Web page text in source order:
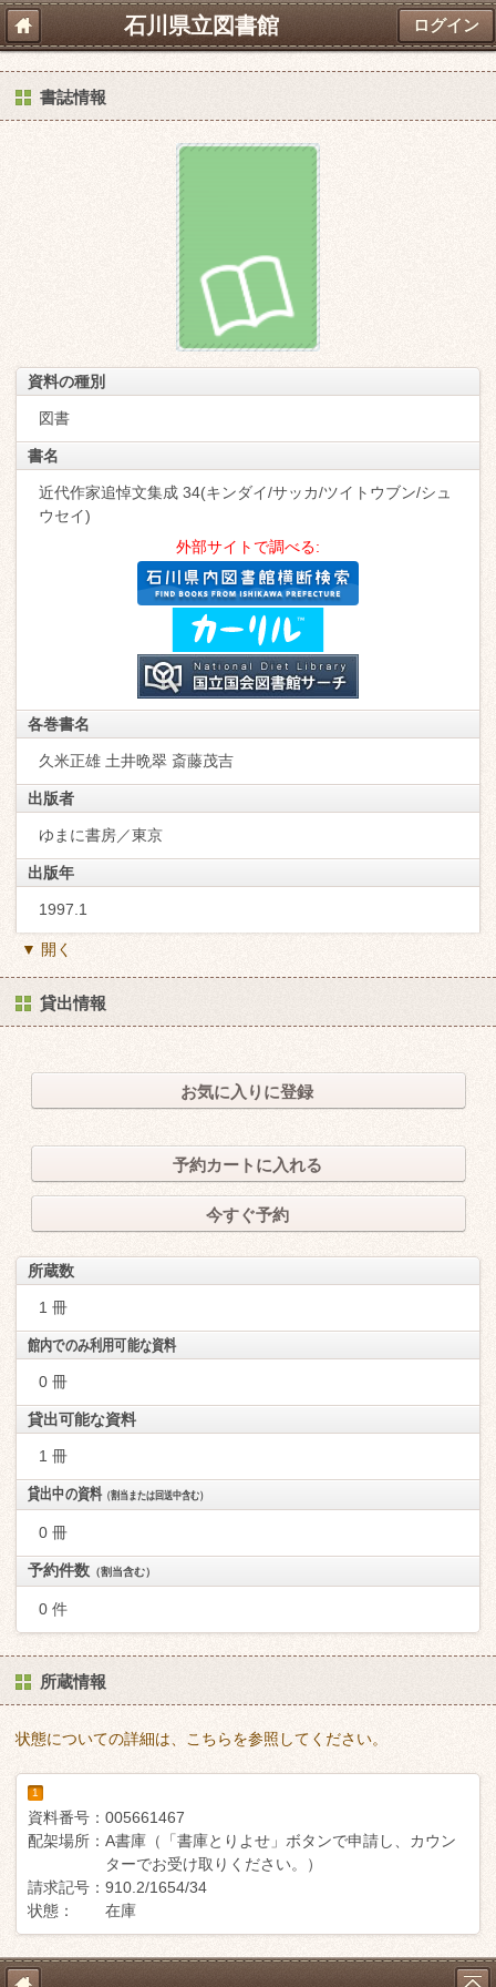
石川県立図書館 ログイン
書誌情報
資料の種別
図書
書名
近代作家追悼文集成 34(キンダイ/サッカ/ツイトウブン/シュ
ウセイ)
外部サイトで調べる:
各巻書名
久米正雄 土井晩翠 斎藤茂吉
出版者
ゆまに書房／東京
出版年
1997.1
▼ 開く
貸出情報
お気に入りに登録
予約カートに入れる
今すぐ予約
所蔵数
1 冊
館内でのみ利用可能な資料
0 冊
貸出可能な資料
1 冊
貸出中の資料（割当または回送中含む）
0 冊
予約件数 （割当含む）
0 件
所蔵情報
状態についての詳細は、こちらを参照してください。
1
資料番号： 005661467
配架場所： A書庫（「書庫とりよせ」ボタンで申請し、カウン
ターでお受け取りください。）
請求記号： 910.2/1654/34
状態：
在庫